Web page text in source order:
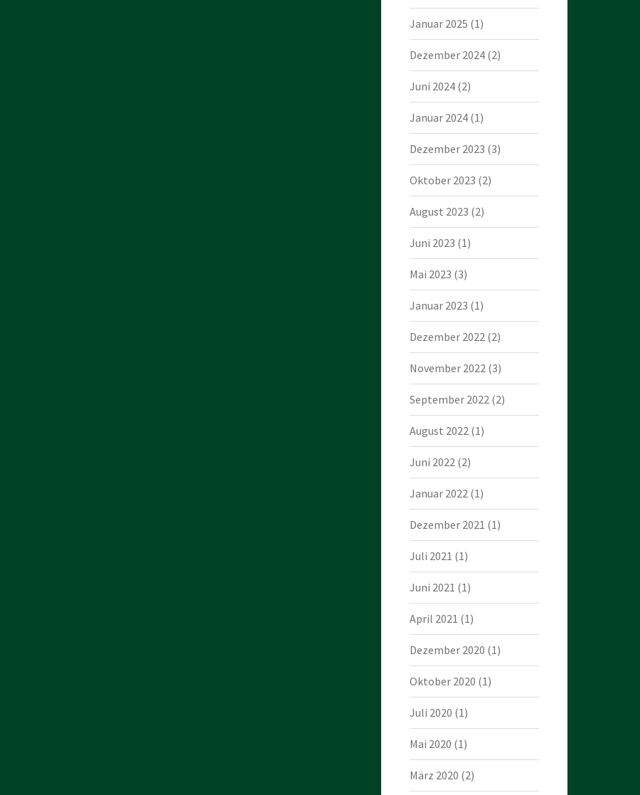
Januar 2025 (1)
Dezember 2024(2)
Juni 2024(2)
Januar 2024(1)
Dezember 2023 (3)
Oktober 2023 (2)
August 2023 (2)
Juni 2023 (1)
Mai 2023 (3)
Januar 2023 (1)
Dezember 2022(2)
November 2022(3)
September 2022(2)
August 2022(1)
Juni 2022(2)
Januar 2022(1)
Dezember 2021 (1)
Juli 2021 (1)
Juni 2021 (1)
April 2021 (1)
Dezember 2020 (1)
Oktober 2020 (1)
Juli 2020 (1)
Mai 2020 (1)
März 2020 (2)